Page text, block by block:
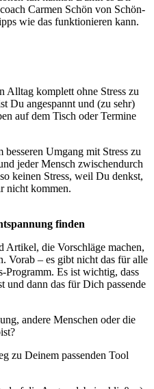
Carmen Schön von Schön-
wie das funktionieren kann.
Alltag komplett ohne Stress zu
Du angespannt und (zu sehr)
auf dem Tisch oder Termine
Umgang mit Stress zu
jeder Mensch zwischendurch
keinen Stress, weil Du denkst,
nicht kommen.
finden
Artikel, die Vorschläge machen,
Vorab – es gibt nicht das für alle
Programm. Es ist wichtig, dass
und dann das für Dich passende
andere Menschen oder die
zu Deinem passenden Tool